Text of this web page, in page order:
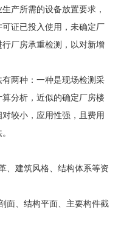
产所需的设备放置要求，
证已投入使用，未确定厂
厂房承重检测，以对新增
两种：一种是现场检测采
分析，近似的确定厂房楼
较小，应用性强，且费用
、建筑风格、结构体系等资
面、结构平面、主要构件截